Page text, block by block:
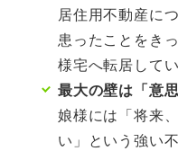
居住用不動産に
患ったことをき
様宅へ転居してい
最大の壁は「意
娘様には「将来
い」という強い